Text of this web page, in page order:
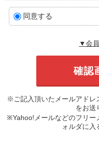
同意する
▼会
※ご記入頂いたメールアドレ
をお送
※Yahoo!メールなどのフリー
ォルダに入